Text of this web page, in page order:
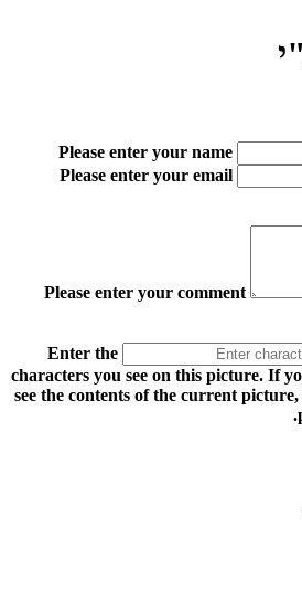
Please enter your name
Please enter your email
Please enter your comment
Enter the
characters you see on this picture. If
see the contents of the current